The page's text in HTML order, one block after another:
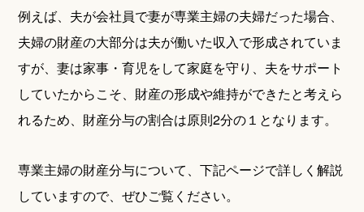
例えば、夫が会社員で妻が専業主婦の夫婦だった場合、
夫婦の財産の大部分は夫が働いた収入で形成されていま
すが、妻は家事・育児をして家庭を守り、夫をサポート
していたからこそ、財産の形成や維持ができたと考えら
れるため、財産分与の割合は原則2分の１となります。
専業主婦の財産分与について、下記ページで詳しく解説
していますので、ぜひご覧ください。